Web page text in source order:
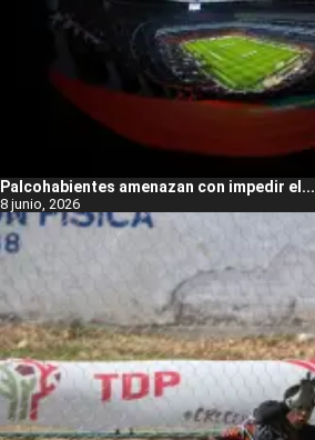
Palcohabientes amenazan con impedir el...
8 junio, 2026